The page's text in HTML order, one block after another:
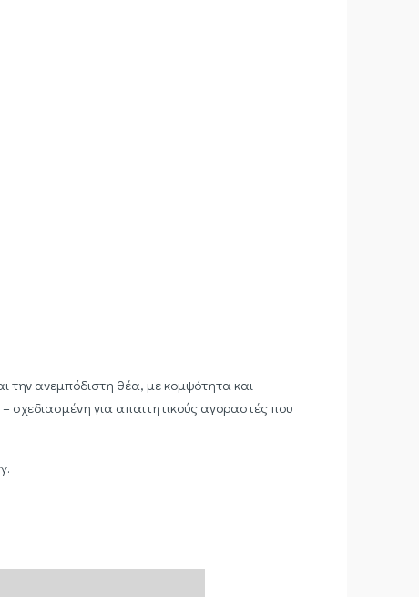
την ανεμπόδιστη θέα, με κομψότητα και
για απαιτητικούς αγοραστές που